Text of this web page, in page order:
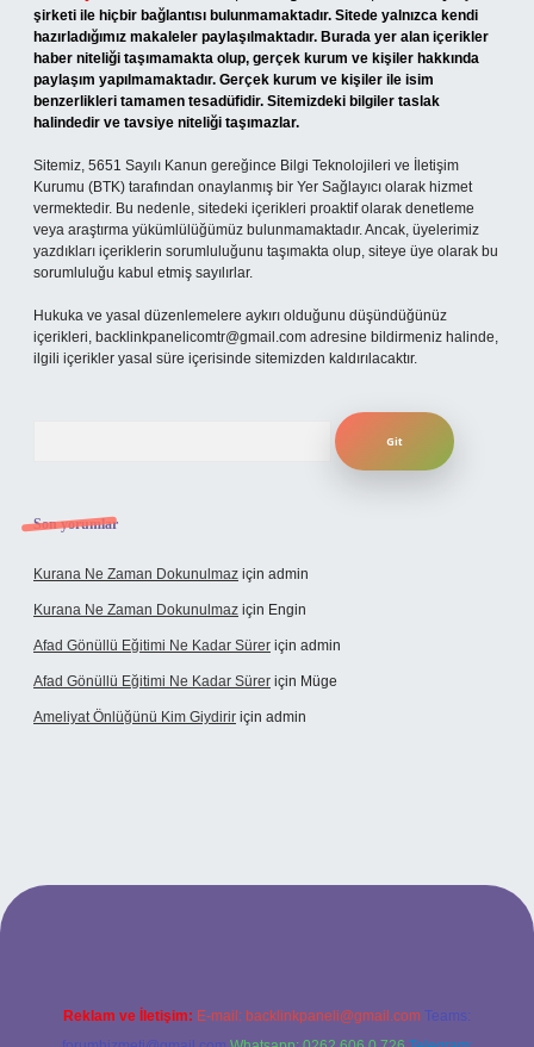
şirketi ile hiçbir bağlantısı bulunmamaktadır. Sitede yalnızca kendi
hazırladığımız makaleler paylaşılmaktadır. Burada yer alan içerikler
haber niteliği taşımamakta olup, gerçek kurum ve kişiler hakkında
paylaşım yapılmamaktadır. Gerçek kurum ve kişiler ile isim
benzerlikleri tamamen tesadüfidir. Sitemizdeki bilgiler taslak
halindedir ve tavsiye niteliği taşımazlar.
Sitemiz, 5651 Sayılı Kanun gereğince Bilgi Teknolojileri ve İletişim
Kurumu (BTK) tarafından onaylanmış bir Yer Sağlayıcı olarak hizmet
vermektedir. Bu nedenle, sitedeki içerikleri proaktif olarak denetleme
veya araştırma yükümlülüğümüz bulunmamaktadır. Ancak, üyelerimiz
yazdıkları içeriklerin sorumluluğunu taşımakta olup, siteye üye olarak bu
sorumluluğu kabul etmiş sayılırlar.
Hukuka ve yasal düzenlemelere aykırı olduğunu düşündüğünüz
içerikleri, backlinkpanelicomtr@gmail.com adresine bildirmeniz halinde,
ilgili içerikler yasal süre içerisinde sitemizden kaldırılacaktır.
Son yorumlar
Kurana Ne Zaman Dokunulmaz için admin
Kurana Ne Zaman Dokunulmaz için Engin
Afad Gönüllü Eğitimi Ne Kadar Sürer için admin
Afad Gönüllü Eğitimi Ne Kadar Sürer için Müge
Ameliyat Önlüğünü Kim Giydirir için admin
giriş
Reklam ve İletişim: E-mail: backlinkpaneli@gmail.com Teams: